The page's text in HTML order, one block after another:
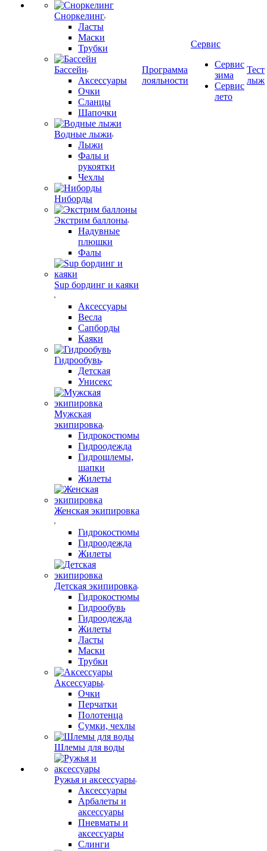
Сноркелинг
Ласты
Маски
Трубки
Бассейн
Аксессуары
Очки
Сланцы
Шапочки
Водные лыжи
Лыжи
Фалы и
рукоятки
Чехлы
Ниборды
Экстрим баллоны
Надувные
плюшки
Фалы
Sup бординг и каяки
Аксессуары
Весла
Сапборды
Каяки
Гидрообувь
Детская
Унисекс
Мужская
экипировка
Гидрокостюмы
Гидроодежда
Гидрошлемы,
шапки
Жилеты
Женская экипировка
Гидрокостюмы
Гидроодежда
Жилеты
Детская экипировка
Гидрокостюмы
Гидрообувь
Гидроодежда
Жилеты
Ласты
Маски
Трубки
Аксессуары
Очки
Перчатки
Полотенца
Сумки, чехлы
Шлемы для воды
Ружья и аксессуары
Аксессуары
Арбалеты и
аксессуары
Пневматы и
аксессуары
Слинги
Программа
лояльности
Сервис
Сервис
зима
Сервис
лето
Тест
лыж